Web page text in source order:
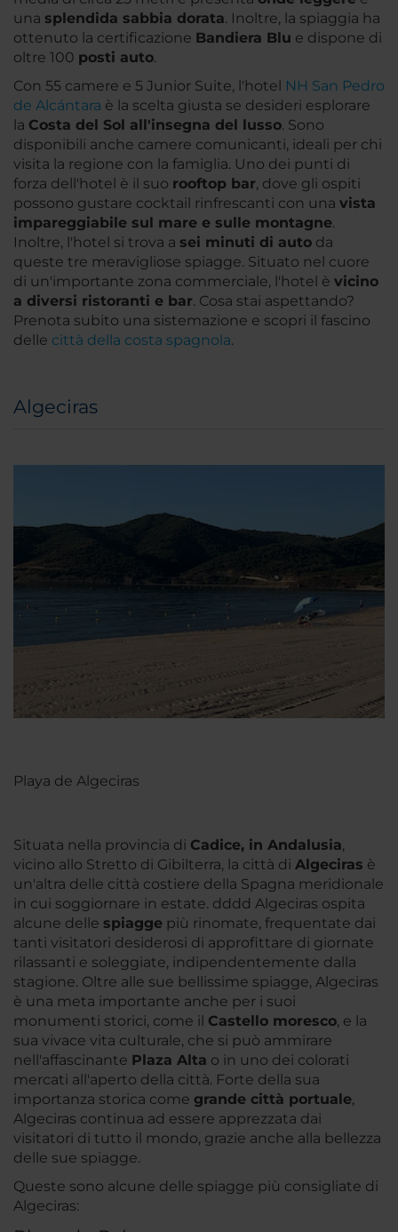
una splendida sabbia dorata. Inoltre, la spiaggia ha
ottenuto la certificazione Bandiera Blu e dispone di
oltre 100 posti auto.
Con 55 camere e 5 Junior Suite, l'hotel NH San Pedro
de Alcántara è la scelta giusta se desideri esplorare
la Costa del Sol all'insegna del lusso. Sono
disponibili anche camere comunicanti, ideali per chi
visita la regione con la famiglia. Uno dei punti di
forza dell'hotel è il suo rooftop bar, dove gli ospiti
possono gustare cocktail rinfrescanti con una vista
impareggiabile sul mare e sulle montagne.
Inoltre, l'hotel si trova a sei minuti di auto da
queste tre meravigliose spiagge. Situato nel cuore
di un'importante zona commerciale, l'hotel è vicino
a diversi ristoranti e bar. Cosa stai aspettando?
Prenota subito una sistemazione e scopri il fascino
delle città della costa spagnola.
Algeciras
Playa de Algeciras
Situata nella provincia di Cadice, in Andalusia,
vicino allo Stretto di Gibilterra, la città di Algeciras è
un'altra delle città costiere della Spagna meridionale
in cui soggiornare in estate. dddd Algeciras ospita
alcune delle spiagge più rinomate, frequentate dai
tanti visitatori desiderosi di approfittare di giornate
rilassanti e soleggiate, indipendentemente dalla
stagione. Oltre alle sue bellissime spiagge, Algeciras
è una meta importante anche per i suoi
monumenti storici, come il Castello moresco, e la
sua vivace vita culturale, che si può ammirare
nell'affascinante Plaza Alta o in uno dei colorati
mercati all'aperto della città. Forte della sua
importanza storica come grande città portuale,
Algeciras continua ad essere apprezzata dai
visitatori di tutto il mondo, grazie anche alla bellezza
delle sue spiagge.
Queste sono alcune delle spiagge più consigliate di
Algeciras: